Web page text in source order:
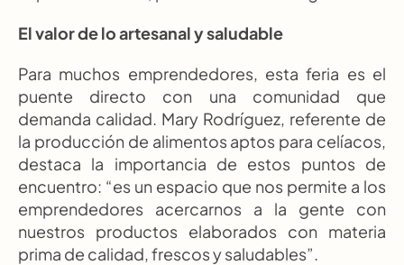
El valor de lo artesanal y saludable
Para muchos emprendedores, esta feria es el
puente directo con una comunidad que
demanda calidad. Mary Rodríguez, referente de
la producción de alimentos aptos para celíacos,
destaca la importancia de estos puntos de
encuentro: “es un espacio que nos permite a los
emprendedores acercarnos a la gente con
nuestros productos elaborados con materia
prima de calidad, frescos y saludables”.